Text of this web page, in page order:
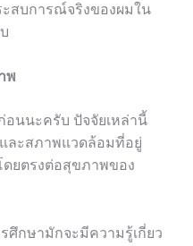
สบการณ์จริงของผมใน
พ
นนะครับ ปัจจัยเหล่านี้
ละสภาพแวดล้อมที่อยู่
ยตรงต่อสุขภาพของ
ศึกษามักจะมีความรู้เกี่ยว